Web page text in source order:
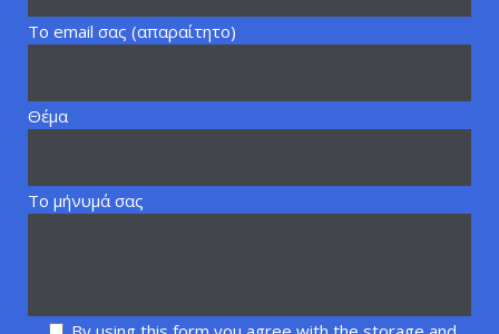
Το email σας (απαραίτητο)
Θέμα
Το μήνυμά σας